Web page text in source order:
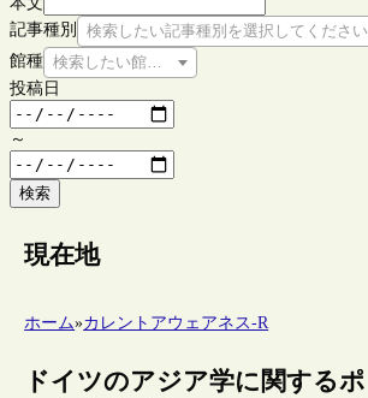
記事種別
検索したい記事種別を選択してください
館種 検索したい館種を選択してください
投稿日
～
検索
現在地
ホーム»カレントアウェアネス-R
ドイツのアジア学に関するポ